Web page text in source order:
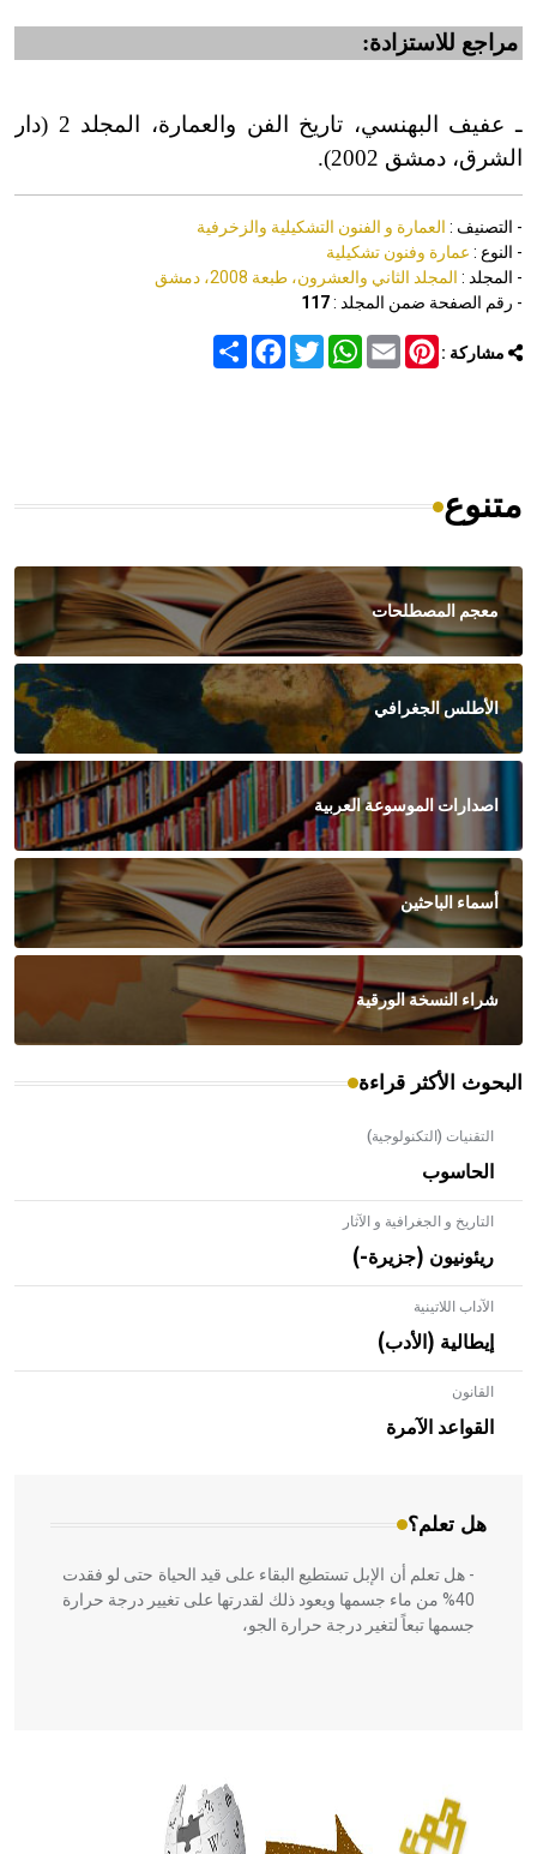
مراجع للاستزادة:
ـ عفيف البهنسي، تاريخ الفن والعمارة، المجلد 2 (دار
الشرق، دمشق 2002).
- التصنيف : العمارة و الفنون التشكيلية والزخرفية
- النوع : عمارة وفنون تشكيلية
- المجلد : المجلد الثاني والعشرون، طبعة 2008، دمشق
- رقم الصفحة ضمن المجلد :117
مشاركة : Share
FacebookTwitter
WhatsAppEmail
Pinterest
متنوع
معجم المصطلحات
الأطلس الجغرافي
اصدارات الموسوعة العربية
أسماء الباحثين
شراء النسخة الورقية
البحوث الأكثر قراءة
التقنيات (التكنولوجية)
الحاسوب
التاريخ و الجغرافية و الآثار
ريئونيون (جزيرة-)
الآداب اللاتينية
إيطالية (الأدب)
القانون
القواعد الآمرة
هل تعلم؟
- هل تعلم أن الأبلق نوع من الفنون الهندسية التي ارتبطت
بالعمارة الإسلامية في بلاد الشام ومصر خاصة، حيث يحرص
المعمار على بناء مداميكه وخاصة في الواجهات
- هل تعلم أن الإبل تستطيع البقاء على قيد الحياة حتى لو فقدت
40% من ماء جسمها ويعود ذلك لقدرتها على تغيير درجة حرارة
جسمها تبعاً لتغير درجة حرارة الجو،
الحكم، الأدلة، تنظيم التغذية، ورسالته في جروح الرأس. ويعود
له الفضل بأنه حرر الطب من الدين والفلسفة.